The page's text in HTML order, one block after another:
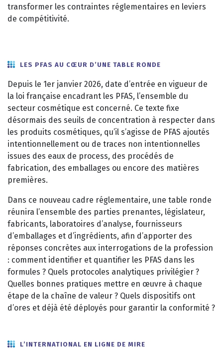
transformer les contraintes réglementaires en leviers
de compétitivité.
LES PFAS AU CŒUR D’UNE TABLE RONDE
Depuis le 1er janvier 2026, date d’entrée en vigueur de
la loi française encadrant les PFAS, l’ensemble du
secteur cosmétique est concerné. Ce texte fixe
désormais des seuils de concentration à respecter dans
les produits cosmétiques, qu’il s’agisse de PFAS ajoutés
intentionnellement ou de traces non intentionnelles
issues des eaux de process, des procédés de
fabrication, des emballages ou encore des matières
premières.
Dans ce nouveau cadre réglementaire, une table ronde
réunira l’ensemble des parties prenantes, législateur,
fabricants, laboratoires d’analyse, fournisseurs
d’emballages et d’ingrédients, afin d’apporter des
réponses concrètes aux interrogations de la profession
: comment identifier et quantifier les PFAS dans les
formules ? Quels protocoles analytiques privilégier ?
Quelles bonnes pratiques mettre en œuvre à chaque
étape de la chaîne de valeur ? Quels dispositifs ont
d’ores et déjà été déployés pour garantir la conformité ?
L’INTERNATIONAL EN LIGNE DE MIRE